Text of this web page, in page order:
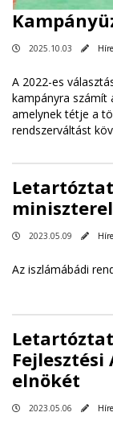
2025.10.03
A 2022-es
kampányra számít
amelynek tétje a
rendszerváltást
2023.05.09
Az iszlámábádi
elnökét
2023.05.06